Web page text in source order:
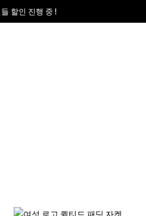
할인 진행 중 !